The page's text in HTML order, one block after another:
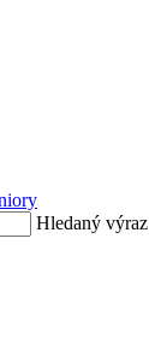
Hledaný výraz